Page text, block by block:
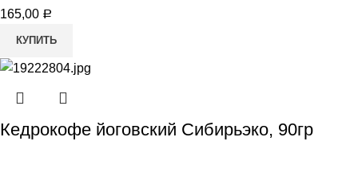
165,00 Р
КУПИТЬ
Кедрокофе йоговский Сибирьэко, 90гр